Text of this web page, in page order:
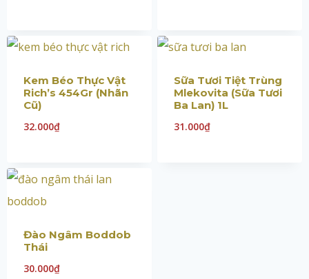
Kem Béo Thực Vật
Rich’s 454Gr (Nhãn
Cũ)
32.000₫
Sữa Tươi Tiệt Trùng
Mlekovita (Sữa Tươi
Ba Lan) 1L
31.000₫
Đào Ngâm Boddob
Thái
30.000₫